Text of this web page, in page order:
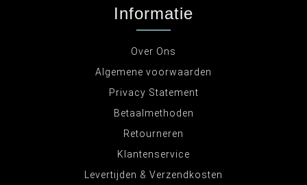
Informatie
Over Ons
Algemene voorwaarden
Privacy Statement
Betaalmethoden
Retourneren
Klantenservice
Levertijden & Verzendkosten